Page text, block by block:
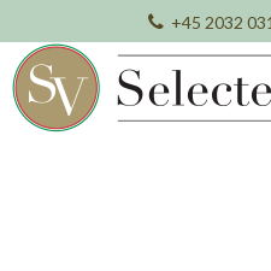
+45 2032